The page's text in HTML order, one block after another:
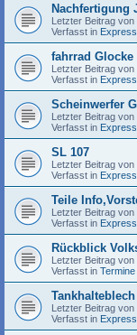
Nachfertigung
Letzter Beitrag von
Verfasst in Express
fahrrad
Letzter Beitrag von
Verfasst in Express
Scheinwerfer
Letzter Beitrag von
Verfasst in Express
SL 107
Letzter Beitrag von
Verfasst in Express
Teile
Letzter Beitrag von
Verfasst in Express
Rückblick
Letzter Beitrag von
Verfasst in
Tankhalteblech
Letzter Beitrag von
Verfasst in Express